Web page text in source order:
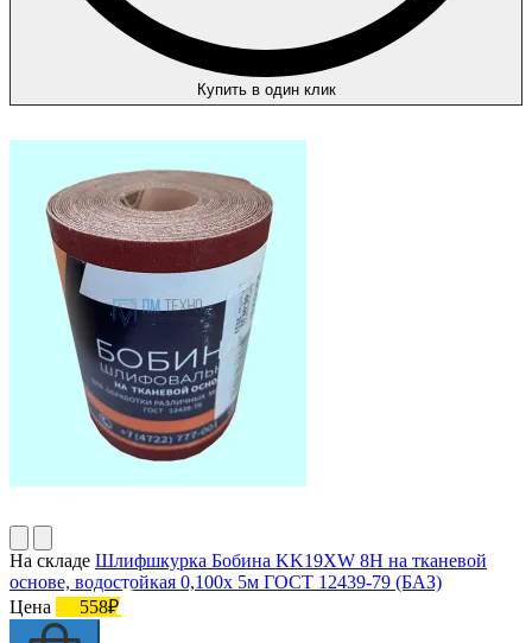
Купить в один клик
На складе Шлифшкурка Бобина KK19XW 8H на тканевой
основе, водостойкая 0,100х 5м ГОСТ 12439-79 (БАЗ)
Цена
558₽